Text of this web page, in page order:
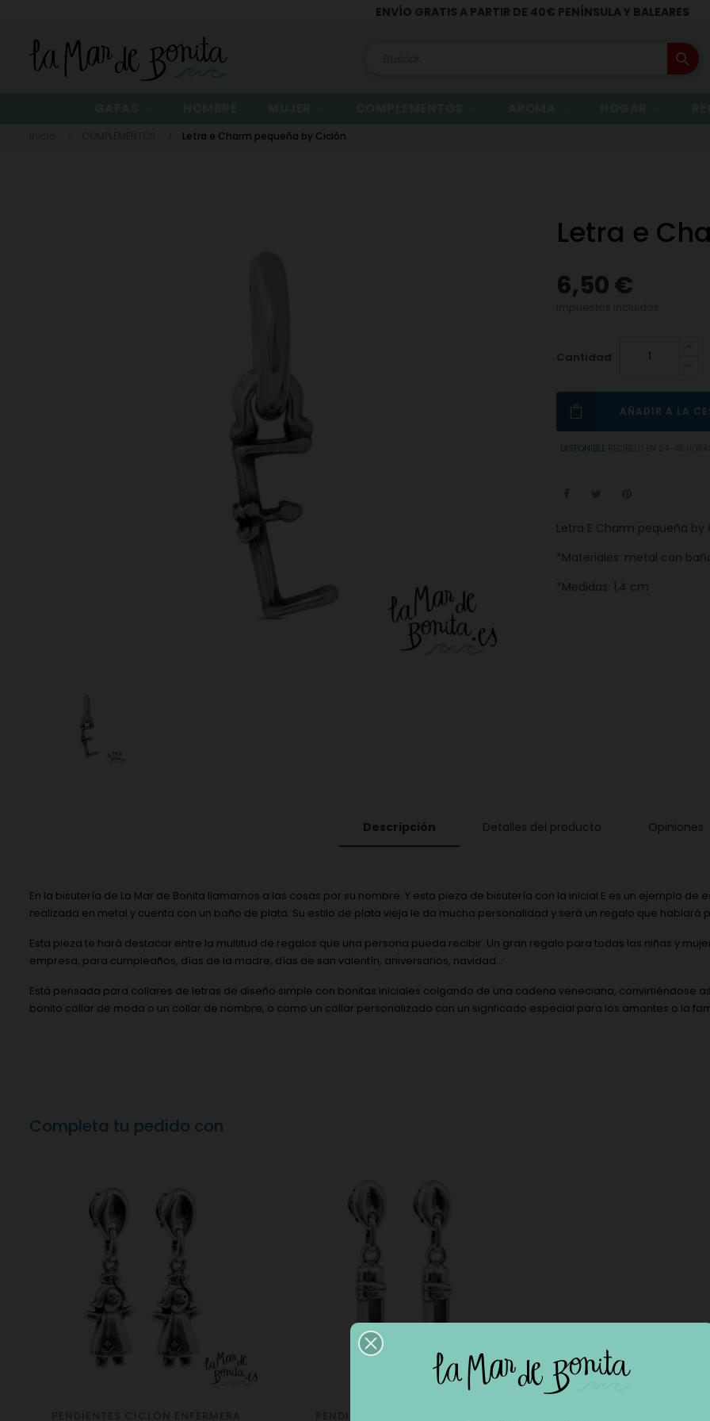
ENVÍO GRATIS A PARTIR DE 40€ PENÍNSULA Y BALEARES
search
Letra e Charm pequeña by Ciclón
Letra e
6,50 €
Cantidad
AÑADIR A LA
DISPONIBLE
Letra E Charm pequeña by
*Materiales: metal con
*Medidas: 1,4 cm
Descripción Detalles del producto Opiniones
En la bisutería de La Mar de Bonita llamamos a las cosas por su nombre. Y esta pieza de bisutería con la inicial E es un ejemplo
realizada en metal y cuenta con un baño de plata. Su estilo de plata vieja le da mucha personalidad y será un regalo que
Esta pieza te hará destacar entre la multitud de regalos que una persona pueda recibir. Un gran regalo para todas las niñas y
empresa, para cumpleaños, días de la madre, días de san valentín, aniversarios, navidad...
Está pensada para collares de letras de diseño simple con bonitas iniciales colgando de una cadena veneciana, convirtiéndose
bonito collar de moda o un collar de nombre, o como un collar personalizado con un signficado especial para los amantes o la
Completa tu pedido con